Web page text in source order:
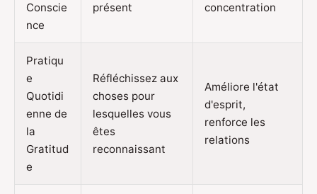
Conscie
nce
présent
concentration
Pratiqu
e
Quotidi
enne de
la
Gratitud
e
Réfléchissez aux
choses pour
lesquelles vous
êtes
reconnaissant
Améliore l'état
d'esprit,
renforce les
relations